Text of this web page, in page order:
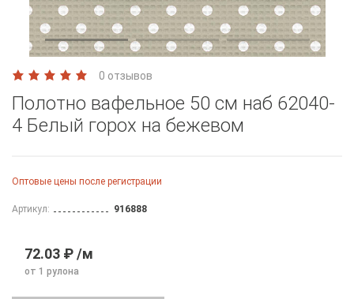
0 отзывов
Полотно вафельное 50 см наб 62040-
4 Белый горох на бежевом
Оптовые цены после регистрации
Артикул: 916888
72.03 ₽ /м
от 1 рулона